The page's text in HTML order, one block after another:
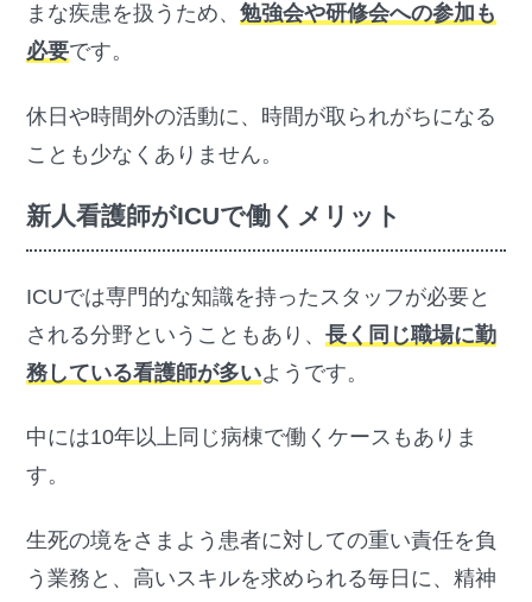
まな疾患を扱うため、勉強会や研修会への参加も
必要です。
休日や時間外の活動に、時間が取られがちになる
ことも少なくありません。
新人看護師がICUで働くメリット
ICUでは専門的な知識を持ったスタッフが必要と
される分野ということもあり、長く同じ職場に勤
務している看護師が多いようです。
中には10年以上同じ病棟で働くケースもありま
す。
生死の境をさまよう患者に対しての重い責任を負
う業務と、高いスキルを求められる毎日に、精神